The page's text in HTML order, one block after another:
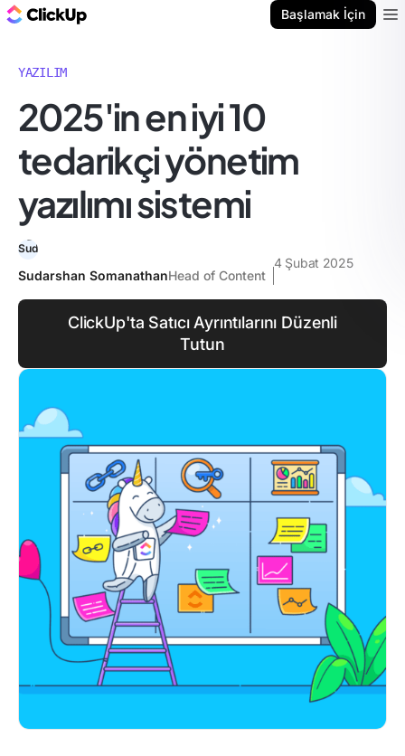
Başlamak İçin
YAZILIM
2025'in en iyi 10
tedarikçi yönetim
yazılımı sistemi
Sudarshan SomanathanHead of Content
4 Şubat 2025
ClickUp'ta Satıcı Ayrıntılarını Düzenli
Tutun